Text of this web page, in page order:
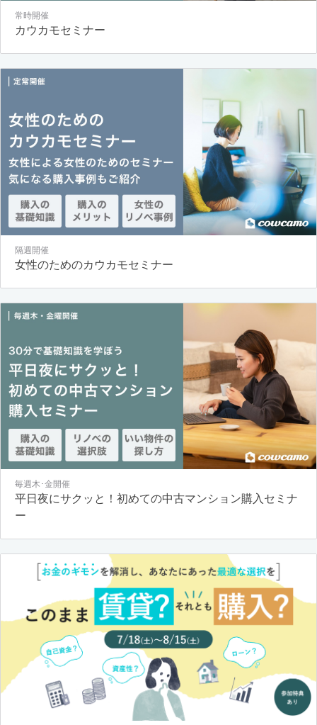
常時開催
カウカモセミナー
隔週開催
女性のためのカウカモセミナー
毎週木･金開催
平日夜にサクッと！初めての中古マンション購入セミナ
ー